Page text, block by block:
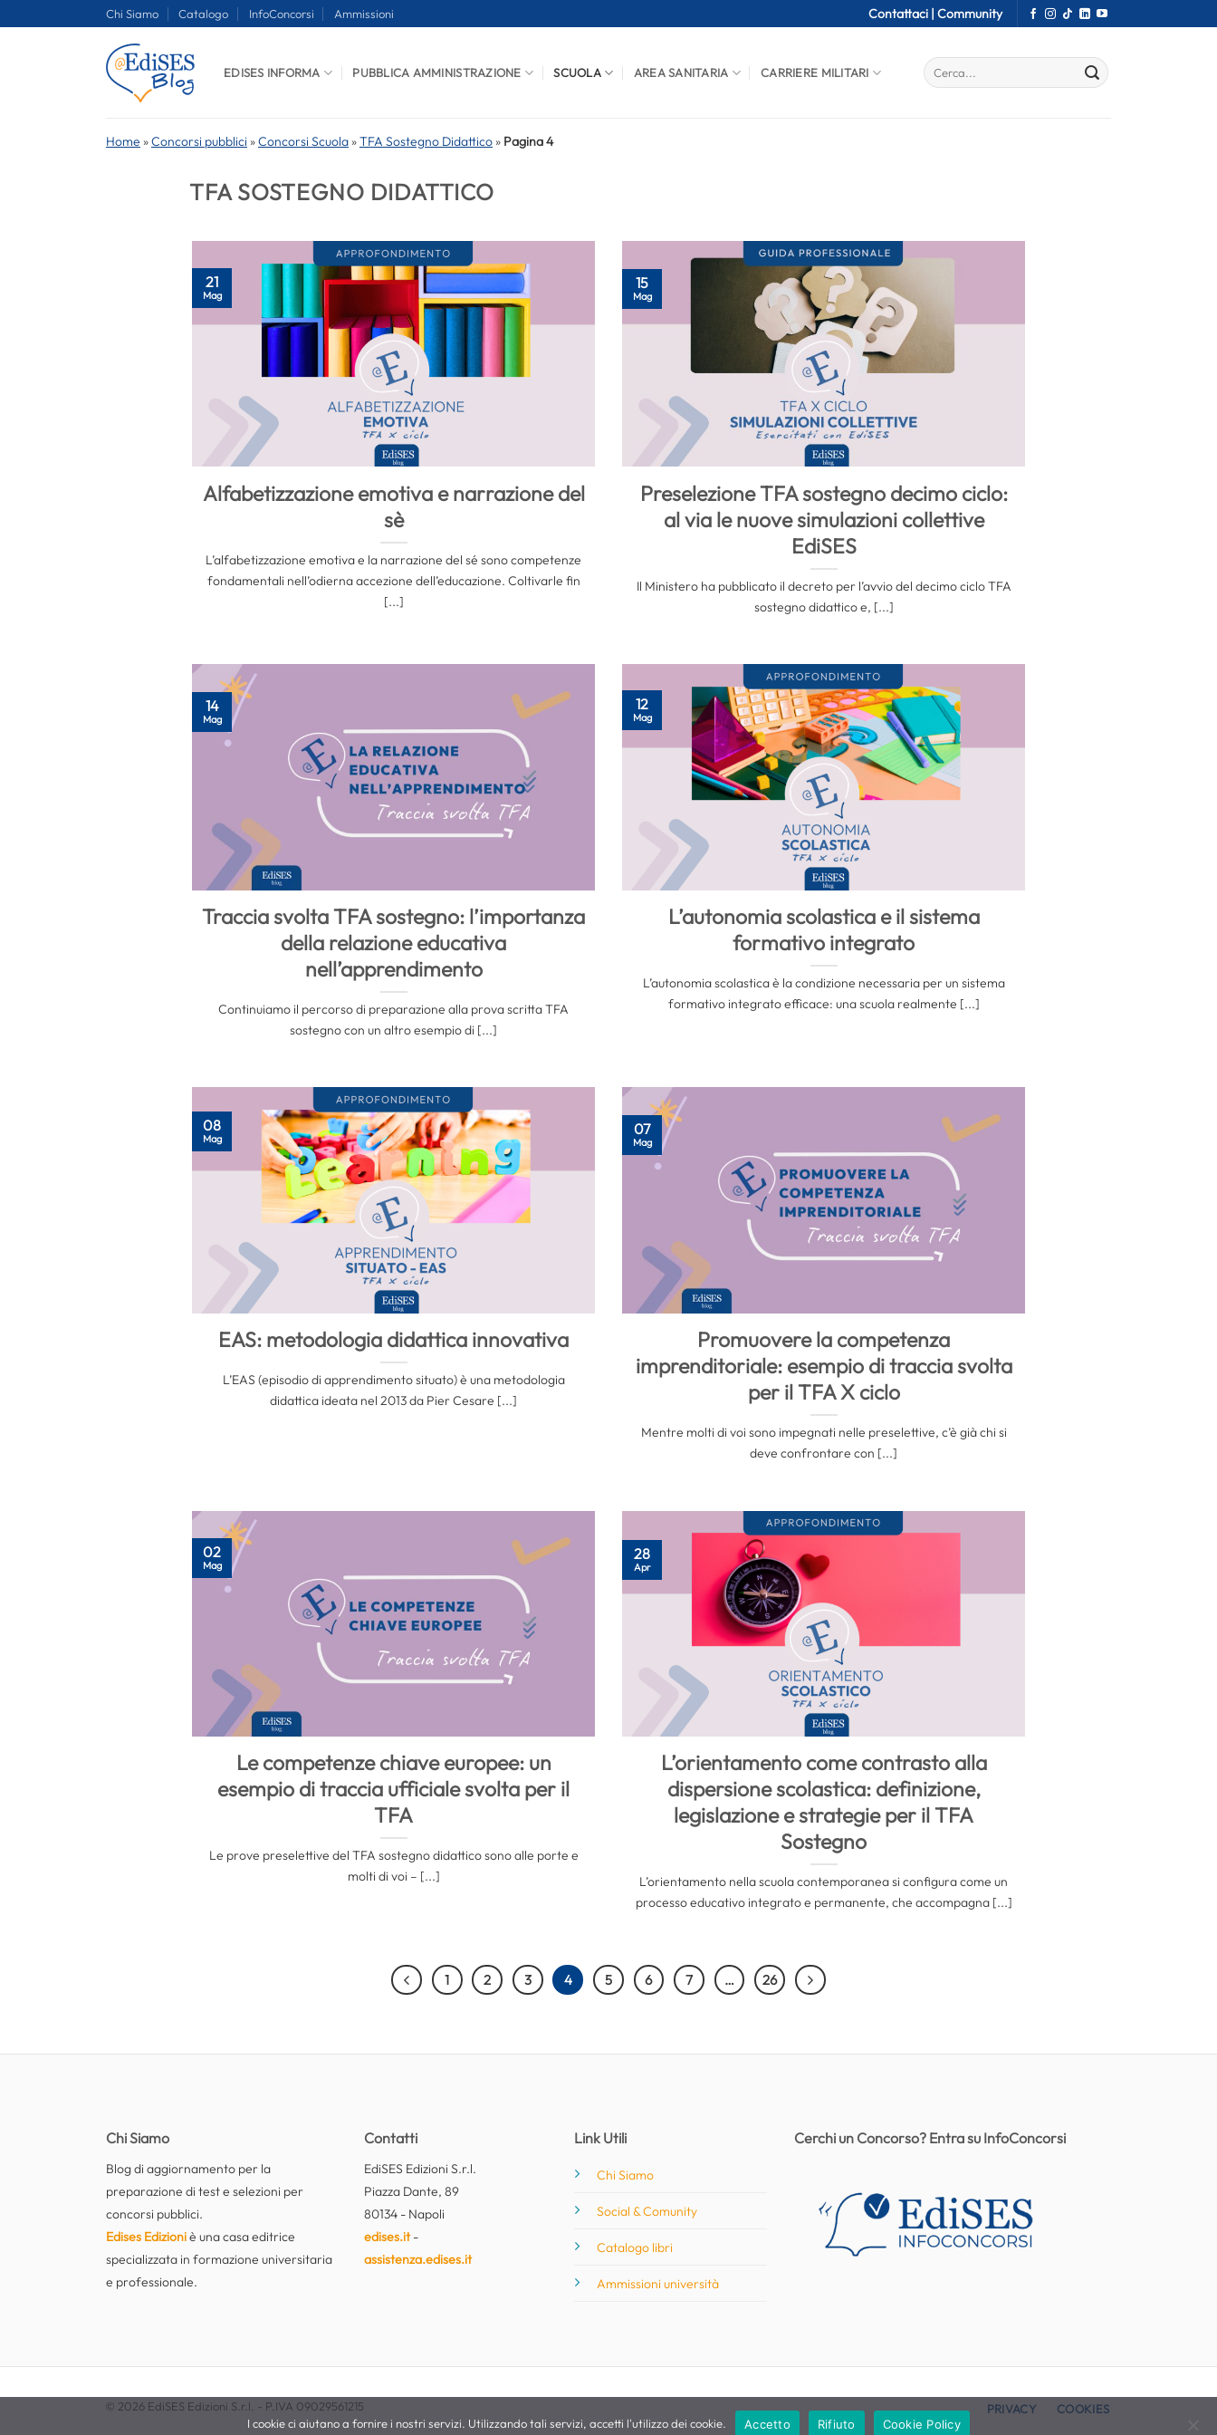
Chi Siamo Catalogo InfoConcorsi Ammissioni Contattaci | Community
EDISES INFORMA PUBBLICA AMMINISTRAZIONE SCUOLA AREA SANITARIA CARRIERE MILITARI
Home »Concorsi pubblici »Concorsi Scuola »TFA Sostegno Didattico » Pagina 4
TFA SOSTEGNO DIDATTICO
Alfabetizzazione emotiva e narrazione del
sè
L’alfabetizzazione emotiva e la narrazione del sé sono competenze
fondamentali nell’odierna accezione dell’educazione. Coltivarle fin
[...]
21
Mag
Preselezione TFA sostegno decimo ciclo:
al via le nuove simulazioni collettive
EdiSES
Il Ministero ha pubblicato il decreto per l’avvio del decimo ciclo TFA
sostegno didattico e, [...]
15
Mag
Traccia svolta TFA sostegno: l’importanza
della relazione educativa
nell’apprendimento
Continuiamo il percorso di preparazione alla prova scritta TFA
sostegno con un altro esempio di [...]
14
Mag
L’autonomia scolastica e il sistema
formativo integrato
L’autonomia scolastica è la condizione necessaria per un sistema
formativo integrato efficace: una scuola realmente [...]
12
Mag
EAS: metodologia didattica innovativa
L’EAS (episodio di apprendimento situato) è una metodologia
didattica ideata nel 2013 da Pier Cesare [...]
08
Mag
Promuovere la competenza
imprenditoriale: esempio di traccia svolta
per il TFA X ciclo
Mentre molti di voi sono impegnati nelle preselettive, c’è già chi si
deve confrontare con [...]
07
Mag
Le competenze chiave europee: un
esempio di traccia ufficiale svolta per il
TFA
Le prove preselettive del TFA sostegno didattico sono alle porte e
molti di voi – [...]
02
Mag
L’orientamento come contrasto alla
dispersione scolastica: definizione,
legislazione e strategie per il TFA
Sostegno
L’orientamento nella scuola contemporanea si configura come un
processo educativo integrato e permanente, che accompagna [...]
28
Apr
1 2 3 4 5 6 7 … 26
Chi Siamo
Blog di aggiornamento per la
preparazione di test e selezioni per
concorsi pubblici.
Edises Edizioniè una casa editrice
specializzata in formazione universitaria
e professionale.
Contatti
EdiSES Edizioni S.r.l.
Piazza Dante, 89
80134 - Napoli
edises.it-
assistenza.edises.it
Link Utili
Chi Siamo
Social & Comunity
Catalogo libri
Ammissioni università
Cerchi un Concorso? Entra su InfoConcorsi
© 2026 EdiSES Edizioni S.r.l. - P.IVA 09029561215 PRIVACY
COOKIES
I cookie ci aiutano a fornire i nostri servizi. Utilizzando tali servizi, accetti l'utilizzo dei cookie.
Accetto Rifiuto Cookie Policy